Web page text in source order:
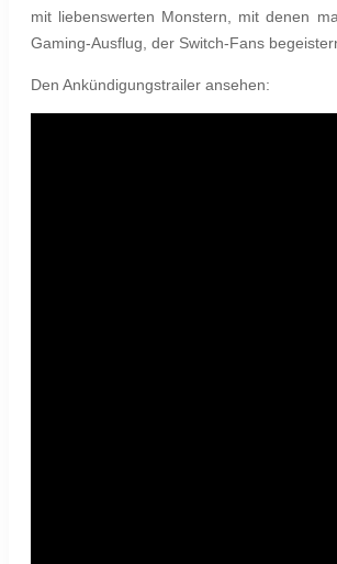
mit liebenswerten Monstern, mit denen
Gaming-Ausflug, der Switch-Fans
Den Ankündigungstrailer ansehen: